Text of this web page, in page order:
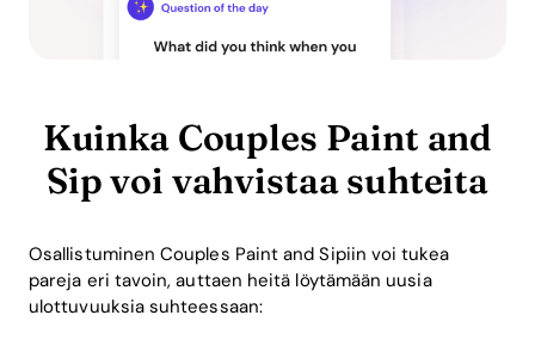
Kuinka Couples Paint and
Sip voi vahvistaa suhteita
Osallistuminen Couples Paint and Sipiin voi tukea
pareja eri tavoin, auttaen heitä löytämään uusia
ulottuvuuksia suhteessaan: